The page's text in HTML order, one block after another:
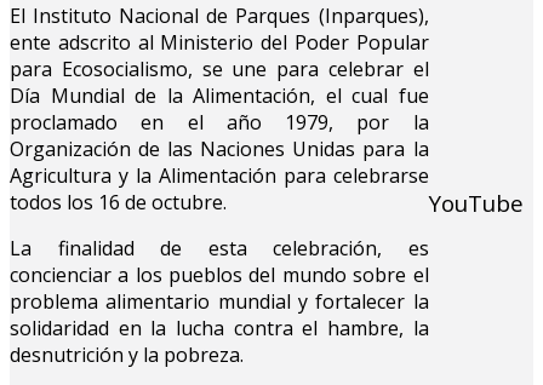
El Instituto Nacional de Parques (Inparques),
ente adscrito al Ministerio del Poder Popular
para Ecosocialismo, se une para celebrar el
Día Mundial de la Alimentación, el cual fue
proclamado en el año 1979, por la
Organización de las Naciones Unidas para la
Agricultura y la Alimentación para celebrarse
todos los 16 de octubre.
La finalidad de esta celebración, es
concienciar a los pueblos del mundo sobre el
problema alimentario mundial y fortalecer la
solidaridad en la lucha contra el hambre, la
desnutrición y la pobreza.
YouTube